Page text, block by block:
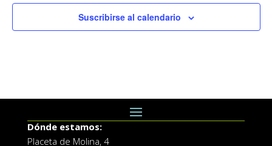
Suscribirse al calendario
Dónde estamos:
Placeta de Molina, 4